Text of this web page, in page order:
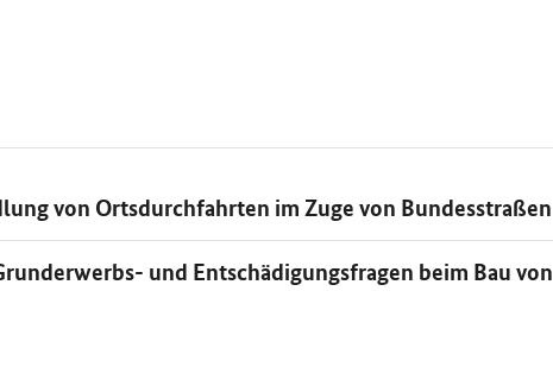
von Ortsdurchfahrten im Zuge von Bundesstraßen
und Entschädigungsfragen beim Bau von